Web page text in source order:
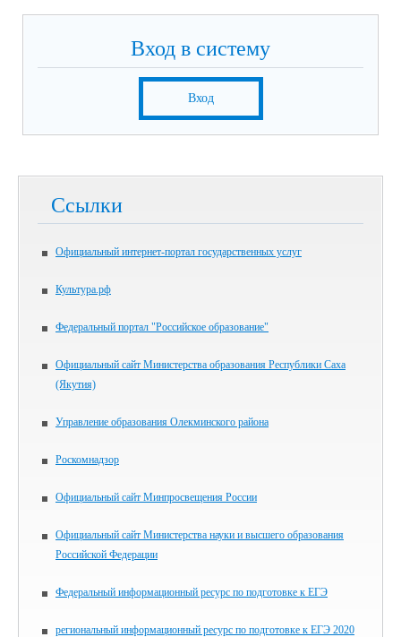
Вход в систему
Вход
Ссылки
Официальный интернет-портал государственных услуг
Культура.рф
Федеральный портал "Российское образование"
Официальный сайт Министерства образования Республики Саха
(Якутия)
Управление образования Олекминского района
Роскомнадзор
Официальный сайт Минпросвещения России
Официальный сайт Министерства науки и высшего образования
Российской Федерации
Федеральный информационный ресурс по подготовке к ЕГЭ
региональный информационный ресурс по подготовке к ЕГЭ 2020